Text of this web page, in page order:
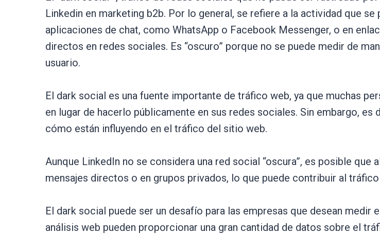
Linkedin en marketing b2b. Por lo general, se refiere a la actividad que
aplicaciones de chat, como WhatsApp o Facebook Messenger, o en
directos en redes sociales. Es “oscuro” porque no se puede medir de
usuario.
El dark social es una fuente importante de tráfico web, ya que muchas
en lugar de hacerlo públicamente en sus redes sociales. Sin embargo,
cómo están influyendo en el tráfico del sitio web.
Aunque LinkedIn no se considera una red social “oscura”, es posible
mensajes directos o en grupos privados, lo que puede contribuir al
El dark social puede ser un desafío para las empresas que desean
análisis web pueden proporcionar una gran cantidad de datos sobre el